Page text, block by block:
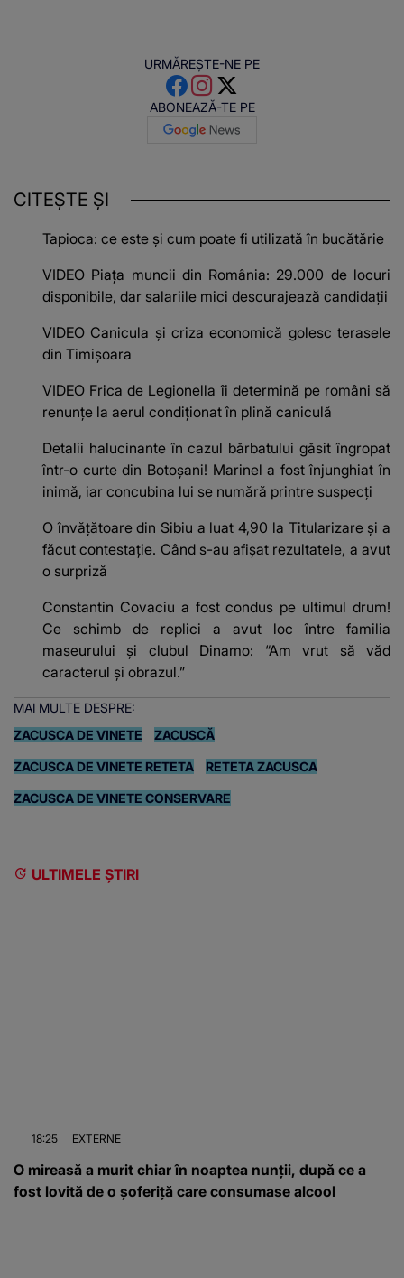
URMĂREȘTE-NE PE
ABONEAZĂ-TE PE
CITEȘTE ȘI
Tapioca: ce este și cum poate fi utilizată în bucătărie
VIDEO Piața muncii din România: 29.000 de locuri
disponibile, dar salariile mici descurajează candidații
VIDEO Canicula și criza economică golesc terasele
din Timișoara
VIDEO Frica de Legionella îi determină pe români să
renunțe la aerul condiționat în plină caniculă
Detalii halucinante în cazul bărbatului găsit îngropat
într-o curte din Botoșani! Marinel a fost înjunghiat în
inimă, iar concubina lui se numără printre suspecți
O învățătoare din Sibiu a luat 4,90 la Titularizare și a
făcut contestație. Când s-au afișat rezultatele, a avut
o surpriză
Constantin Covaciu a fost condus pe ultimul drum!
Ce schimb de replici a avut loc între familia
maseurului și clubul Dinamo: “Am vrut să văd
caracterul și obrazul.”
MAI MULTE DESPRE:
ZACUSCA DE VINETE
ZACUSCĂ
ZACUSCA DE VINETE RETETA RETETA ZACUSCA
ZACUSCA DE VINETE CONSERVARE
ULTIMELE ȘTIRI
18:25 EXTERNE
O mireasă a murit chiar în noaptea nunții, după ce a
fost lovită de o șoferiță care consumase alcool